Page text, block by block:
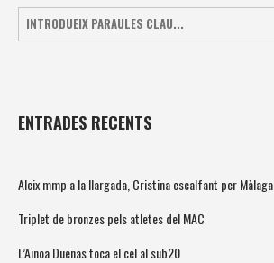
ENTRADES RECENTS
Aleix mmp a la llargada, Cristina escalfant per Màlaga
Triplet de bronzes pels atletes del MAC
L’Ainoa Dueñas toca el cel al sub20